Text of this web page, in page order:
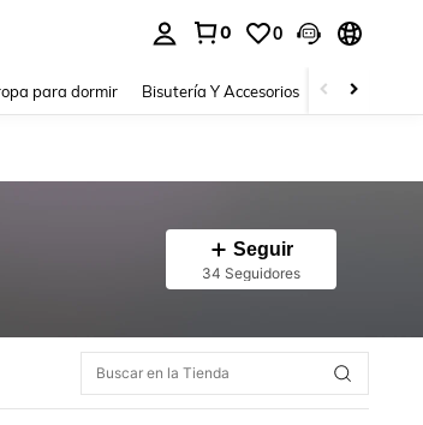
0 0
para dormir Bisutería Y Accesorios Zapatos
Seguir
34 Seguidores